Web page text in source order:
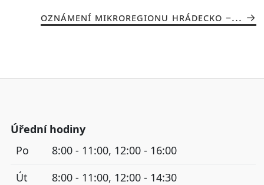
OZNÁMENÍ MIKROREGIONU HRÁDECKO –...
Úřední hodiny
Po
8:00 - 11:00, 12:00 - 16:00
Út
8:00 - 11:00, 12:00 - 14:30